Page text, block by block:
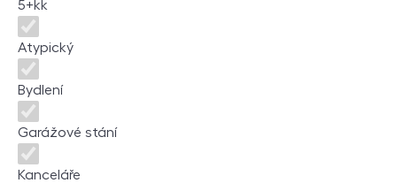
5+kk
Atypický
Bydlení
Garážové stání
Kanceláře